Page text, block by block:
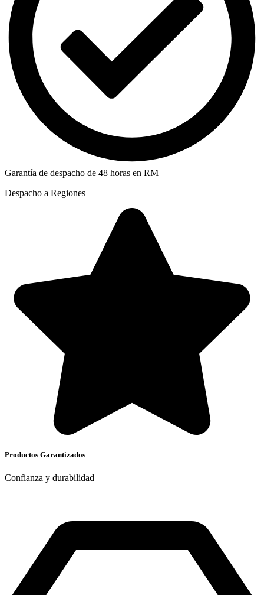
Garantía de despacho de 48 horas en RM
Despacho a Regiones
Productos Garantizados
Confianza y durabilidad